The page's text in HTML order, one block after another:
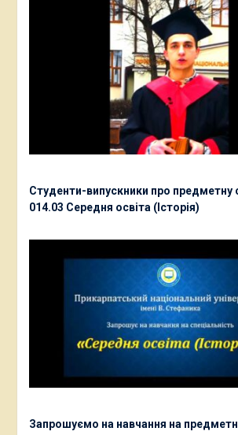
Студенти-випускники про предметну
014.03 Середня освіта (Історія)
Запрошуємо на навчання на